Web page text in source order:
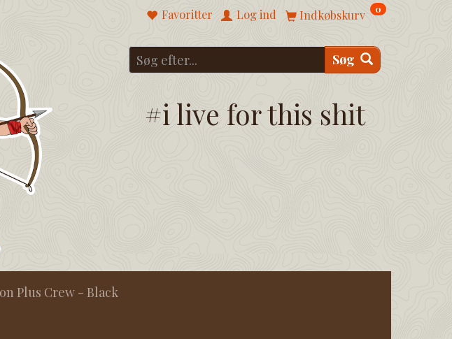
Indkøbskurv 0
Favoritter Log ind
Søg
#i live for this shit
Plus Crew - Black